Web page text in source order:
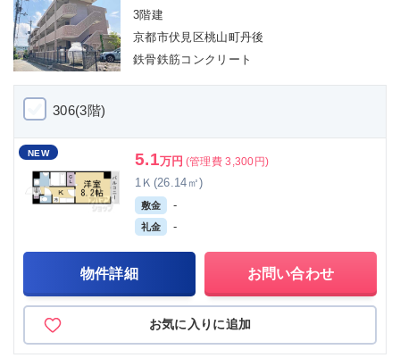
3階建
京都市伏見区桃山町丹後
鉄骨鉄筋コンクリート
306(3階)
NEW 5.1万円 (管理費 3,300円)
1Ｋ(26.14㎡)
敷金 -
礼金 -
物件詳細 お問い合わせ
お気に入りに追加